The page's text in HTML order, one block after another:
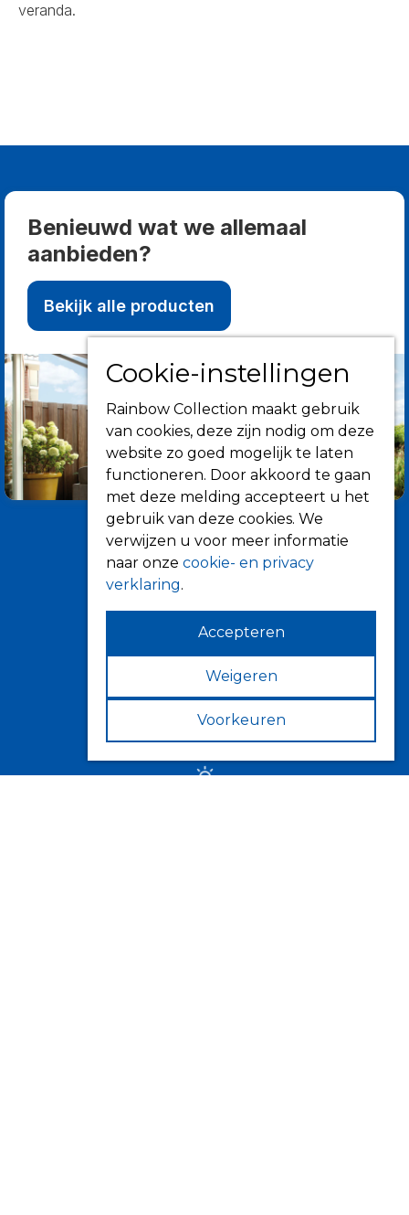
veranda.
Benieuwd wat we allemaal
aanbieden?
Bekijk alle producten
Informatie
Over ons
Tips
Verkooppunten
Cookie-instellingen
Rainbow Collection maakt gebruik
van cookies, deze zijn nodig om deze
website zo goed mogelijk te laten
functioneren. Door akkoord te gaan
met deze melding accepteert u het
gebruik van deze cookies. We
verwijzen u voor meer informatie
naar onze cookie- en privacy
verklaring.
Accepteren
Weigeren
Voorkeuren